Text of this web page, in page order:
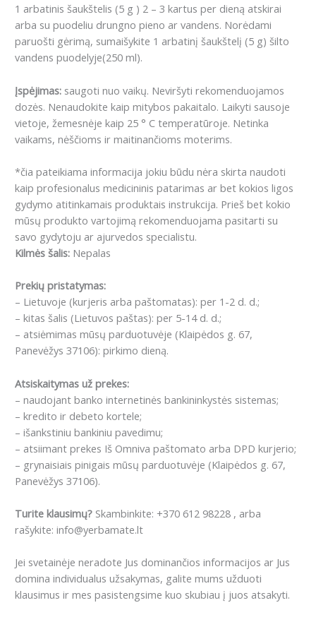
1 arbatinis šaukštelis (5 g ) 2 – 3 kartus per dieną atskirai
arba su puodeliu drungno pieno ar vandens. Norėdami
paruošti gėrimą, sumaišykite 1 arbatinį šaukštelį (5 g) šilto
vandens puodelyje(250 ml).
Įspėjimas: saugoti nuo vaikų. Neviršyti rekomenduojamos
dozės. Nenaudokite kaip mitybos pakaitalo. Laikyti sausoje
vietoje, žemesnėje kaip 25 ° C temperatūroje. Netinka
vaikams, nėščioms ir maitinančioms moterims.
*čia pateikiama informacija jokiu būdu nėra skirta naudoti
kaip profesionalus medicininis patarimas ar bet kokios ligos
gydymo atitinkamais produktais instrukcija. Prieš bet kokio
mūsų produkto vartojimą rekomenduojama pasitarti su
savo gydytoju ar ajurvedos specialistu.
Kilmės šalis: Nepalas
Prekių pristatymas:
– Lietuvoje (kurjeris arba paštomatas): per 1-2 d. d.;
– kitas šalis (Lietuvos paštas): per 5-14 d. d.;
– atsiėmimas mūsų parduotuvėje (Klaipėdos g. 67,
Panevėžys 37106): pirkimo dieną.
Atsiskaitymas už prekes:
– naudojant banko internetinės bankininkystės sistemas;
– kredito ir debeto kortele;
– išankstiniu bankiniu pavedimu;
– atsiimant prekes Iš Omniva paštomato arba DPD kurjerio;
– grynaisiais pinigais mūsų parduotuvėje (Klaipėdos g. 67,
Panevėžys 37106).
Turite klausimų? Skambinkite: +370 612 98228 , arba
rašykite: info@yerbamate.lt
Jei svetainėje neradote Jus dominančios informacijos ar Jus
domina individualus užsakymas, galite mums užduoti
klausimus ir mes pasistengsime kuo skubiau į juos atsakyti.